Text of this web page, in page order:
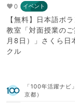
0 イベント
【無料】日本語ボ
教室「対面授業の
月8日）」さくら日
クル
「100年活躍ナビ
京都）